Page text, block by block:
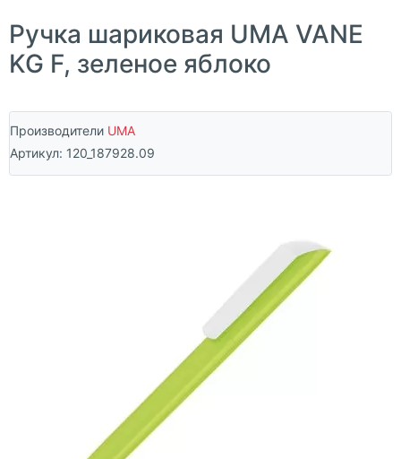
Ручка шариковая UMA VANE
KG F, зеленое яблоко
Производители UMA
Артикул: 120_187928.09